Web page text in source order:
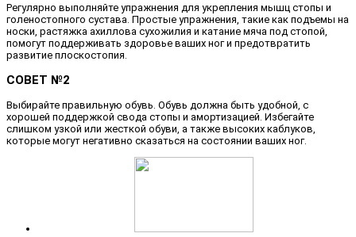
Регулярно выполняйте упражнения для укрепления мышц стопы и
голеностопного сустава. Простые упражнения, такие как подъемы на
носки, растяжка ахиллова сухожилия и катание мяча под стопой,
помогут поддерживать здоровье ваших ног и предотвратить
развитие плоскостопия.
СОВЕТ №2
Выбирайте правильную обувь. Обувь должна быть удобной, с
хорошей поддержкой свода стопы и амортизацией. Избегайте
слишком узкой или жесткой обуви, а также высоких каблуков,
которые могут негативно сказаться на состоянии ваших ног.